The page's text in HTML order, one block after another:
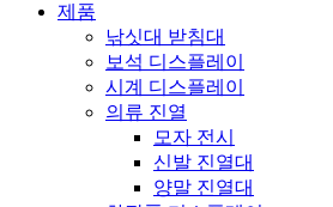
제품
낚싯대 받침대
보석 디스플레이
시계 디스플레이
의류 진열
모자 전시
신발 진열대
양말 진열대